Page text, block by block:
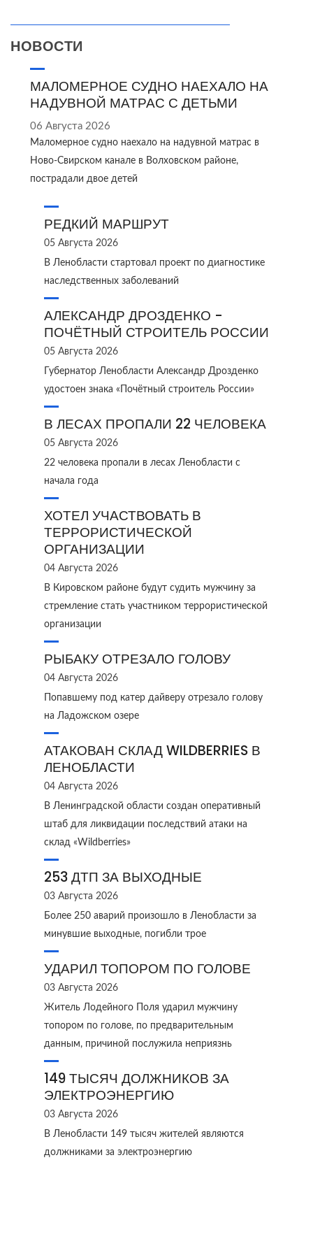
НОВОСТИ
МАЛОМЕРНОЕ СУДНО НАЕХАЛО НА
НАДУВНОЙ МАТРАС С ДЕТЬМИ
06 Августа 2026
Маломерное судно наехало на надувной матрас в
Ново‑Свирском канале в Волховском районе,
пострадали двое детей
РЕДКИЙ МАРШРУТ
05 Августа 2026
В Ленобласти стартовал проект по диагностике
наследственных заболеваний
АЛЕКСАНДР ДРОЗДЕНКО -
ПОЧЁТНЫЙ СТРОИТЕЛЬ РОССИИ
05 Августа 2026
Губернатор Ленобласти Александр Дрозденко
удостоен знака «Почётный строитель России»
В ЛЕСАХ ПРОПАЛИ 22 ЧЕЛОВЕКА
05 Августа 2026
22 человека пропали в лесах Ленобласти с
начала года
ХОТЕЛ УЧАСТВОВАТЬ В
ТЕРРОРИСТИЧЕСКОЙ
ОРГАНИЗАЦИИ
04 Августа 2026
В Кировском районе будут судить мужчину за
стремление стать участником террористической
организации
РЫБАКУ ОТРЕЗАЛО ГОЛОВУ
04 Августа 2026
Попавшему под катер дайверу отрезало голову
на Ладожском озере
АТАКОВАН СКЛАД WILDBERRIES В
ЛЕНОБЛАСТИ
04 Августа 2026
В Ленинградской области создан оперативный
штаб для ликвидации последствий атаки на
склад «Wildberries»
253 ДТП ЗА ВЫХОДНЫЕ
03 Августа 2026
Более 250 аварий произошло в Ленобласти за
минувшие выходные, погибли трое
УДАРИЛ ТОПОРОМ ПО ГОЛОВЕ
03 Августа 2026
Житель Лодейного Поля ударил мужчину
топором по голове, по предварительным
данным, причиной послужила неприязнь
149 ТЫСЯЧ ДОЛЖНИКОВ ЗА
ЭЛЕКТРОЭНЕРГИЮ
03 Августа 2026
В Ленобласти 149 тысяч жителей являются
должниками за электроэнергию